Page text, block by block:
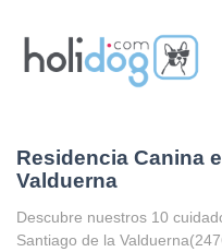
Residencia Canina
Valduerna
Descubre nuestros 10
Santiago de la Valduerna